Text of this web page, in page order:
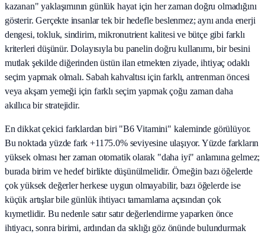
kazanan" yaklaşımının günlük hayat için her zaman doğru olmadığını
gösterir. Gerçekte insanlar tek bir hedefle beslenmez; aynı anda enerji
dengesi, tokluk, sindirim, mikronutrient kalitesi ve bütçe gibi farklı
kriterleri düşünür. Dolayısıyla bu panelin doğru kullanımı, bir besini
mutlak şekilde diğerinden üstün ilan etmekten ziyade, ihtiyaç odaklı
seçim yapmak olmalı. Sabah kahvaltısı için farklı, antrenman öncesi
veya akşam yemeği için farklı seçim yapmak çoğu zaman daha
akıllıca bir stratejidir.
En dikkat çekici farklardan biri "B6 Vitamini" kaleminde görülüyor.
Bu noktada yüzde fark +1175.0% seviyesine ulaşıyor. Yüzde farkların
yüksek olması her zaman otomatik olarak "daha iyi" anlamına gelmez;
burada birim ve hedef birlikte düşünülmelidir. Örneğin bazı öğelerde
çok yüksek değerler herkese uygun olmayabilir, bazı öğelerde ise
küçük artışlar bile günlük ihtiyacı tamamlama açısından çok
kıymetlidir. Bu nedenle satır satır değerlendirme yaparken önce
ihtiyacı, sonra birimi, ardından da sıklığı göz önünde bulundurmak